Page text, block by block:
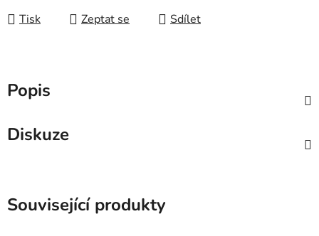
Tisk Zeptat se Sdílet
Popis
Diskuze
Související produkty